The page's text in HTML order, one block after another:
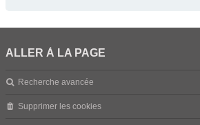
ALLER À LA PAGE
Recherche avancée
Supprimer les cookies